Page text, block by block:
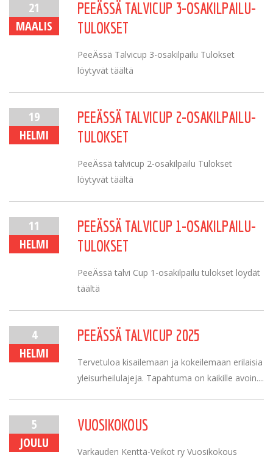
21
MAALIS
PEEÄSSÄ TALVICUP 3-OSAKILPAILU-
TULOKSET
PeeÄssä Talvicup 3-osakilpailu Tulokset
löytyvät täältä
19
HELMI
PEEÄSSÄ TALVICUP 2-OSAKILPAILU-
TULOKSET
PeeÄssä talvicup 2-osakilpailu Tulokset
löytyvät täältä
11
HELMI
PEEÄSSÄ TALVICUP 1-OSAKILPAILU-
TULOKSET
PeeÄssä talvi Cup 1-osakilpailu tulokset löydät
täältä
4
HELMI
PEEÄSSÄ TALVICUP 2025
Tervetuloa kisailemaan ja kokeilemaan erilaisia
yleisurheilulajeja. Tapahtuma on kaikille avoin....
5
JOULU
VUOSIKOKOUS
Varkauden Kenttä-Veikot ry Vuosikokous